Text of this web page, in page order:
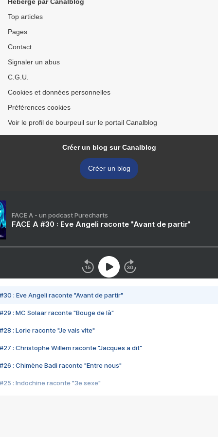
Top articles
Pages
Contact
Signaler un abus
C.G.U.
Cookies et données personnelles
Préférences cookies
Voir le profil de bourpeuil sur le portail Canalblog
Créer un blog sur Canalblog
Créer un blog
FACE A - un podcast Purecharts
FACE A #30 : Eve Angeli raconte "Avant de partir"
#30 : Eve Angeli raconte "Avant de partir"
#29 : MC Solaar raconte "Bouge de là"
#28 : Lorie raconte "Je vais vite"
#27 : Christophe Willem raconte "Jacques a dit"
#26 : Chimène Badi raconte "Entre nous"
#25 : Indochine raconte "3e sexe"